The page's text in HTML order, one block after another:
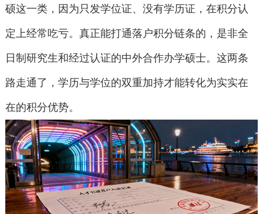
硕这一类，因为只发学位证、没有学历证，在积分认
定上经常吃亏。真正能打通落户积分链条的，是非全
日制研究生和经过认证的中外合作办学硕士。这两条
路走通了，学历与学位的双重加持才能转化为实实在
在的积分优势。